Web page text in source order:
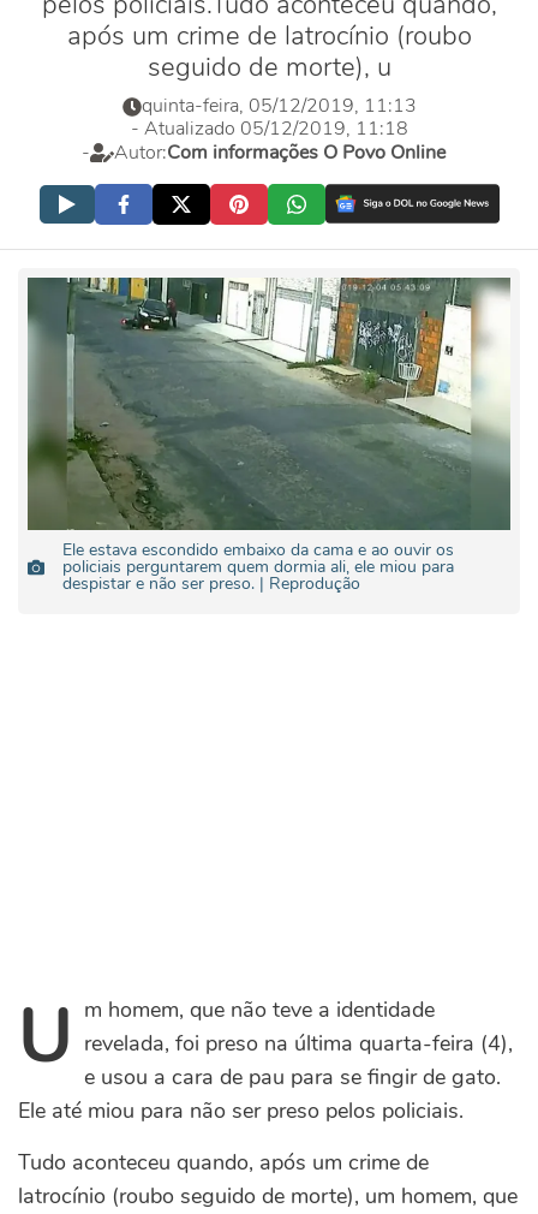
após um crime de latrocínio (roubo
seguido de morte), u
quinta-feira, 05/12/2019, 11:13
- Atualizado 05/12/2019, 11:18
-
Autor:Com informações O Povo Online
Ele estava escondido embaixo da cama e ao ouvir os
policiais perguntarem quem dormia ali, ele miou para
despistar e não ser preso. | Reprodução
U m homem, que não teve a identidade
revelada, foi preso na última quarta-feira (4),
e usou a cara de pau para se fingir de gato.
Ele até miou para não ser preso pelos policiais.
Tudo aconteceu quando, após um crime de
latrocínio (roubo seguido de morte), um homem, que